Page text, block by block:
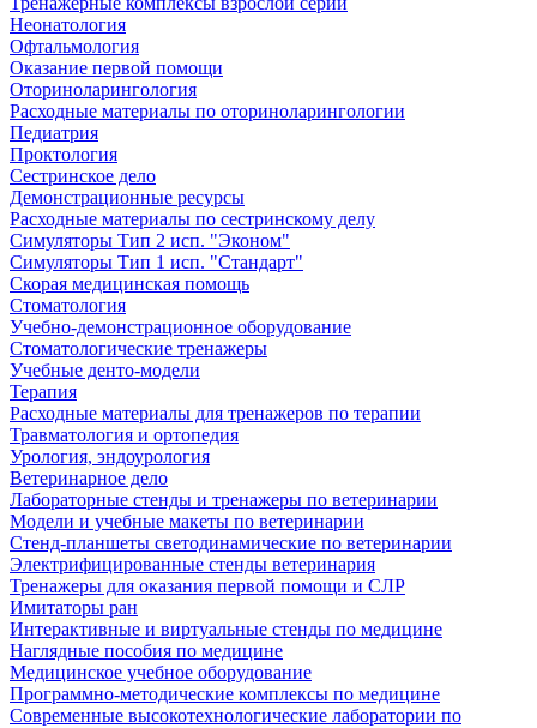
Неонатология
Офтальмология
Оказание первой помощи
Оториноларингология
Расходные материалы по оториноларингологии
Педиатрия
Проктология
Сестринское дело
Демонстрационные ресурсы
Расходные материалы по сестринскому делу
Симуляторы Тип 2 исп. "Эконом"
Симуляторы Тип 1 исп. "Стандарт"
Скорая медицинская помощь
Стоматология
Учебно-демонстрационное оборудование
Стоматологические тренажеры
Учебные денто-модели
Терапия
Расходные материалы для тренажеров по терапии
Травматология и ортопедия
Урология, эндоурология
Ветеринарное дело
Лабораторные стенды и тренажеры по ветеринарии
Модели и учебные макеты по ветеринарии
Стенд-планшеты светодинамические по ветеринарии
Электрифицированные стенды ветеринария
Тренажеры для оказания первой помощи и СЛР
Имитаторы ран
Интерактивные и виртуальные стенды по медицине
Наглядные пособия по медицине
Медицинское учебное оборудование
Программно-методические комплексы по медицине
Современные высокотехнологические лаборатории по